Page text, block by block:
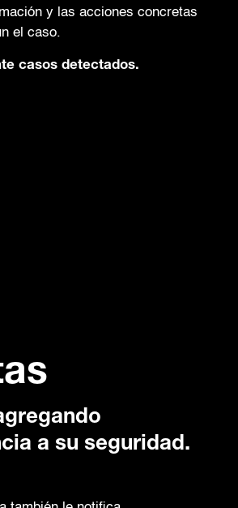
y las acciones concretas
el caso.
casos detectados.
a su seguridad.